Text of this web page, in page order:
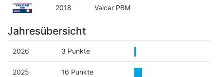
2018 Valcar PBM
Jahresübersicht
2026 3 Punkte
2025 16 Punkte